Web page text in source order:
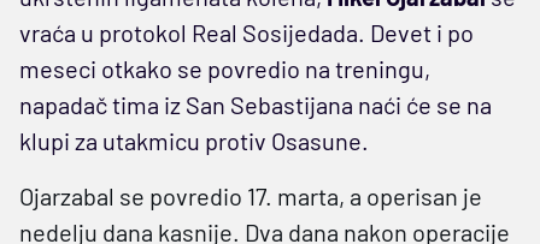
vraća u protokol Real Sosijedada. Devet i po
meseci otkako se povredio na treningu,
napadač tima iz San Sebastijana naći će se na
klupi za utakmicu protiv Osasune.
Ojarzabal se povredio 17. marta, a operisan je
nedelju dana kasnije. Dva dana nakon operacije